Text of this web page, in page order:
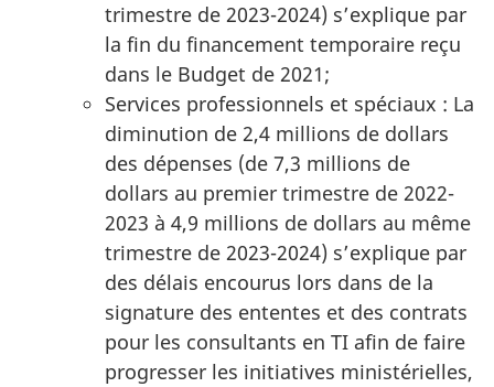
trimestre de 2023-2024) s’explique par
la fin du financement temporaire reçu
dans le Budget de 2021;
Services professionnels et spéciaux : La
diminution de 2,4 millions de dollars
des dépenses (de 7,3 millions de
dollars au premier trimestre de 2022-
2023 à 4,9 millions de dollars au même
trimestre de 2023-2024) s’explique par
des délais encourus lors dans de la
signature des ententes et des contrats
pour les consultants en TI afin de faire
progresser les initiatives ministérielles,